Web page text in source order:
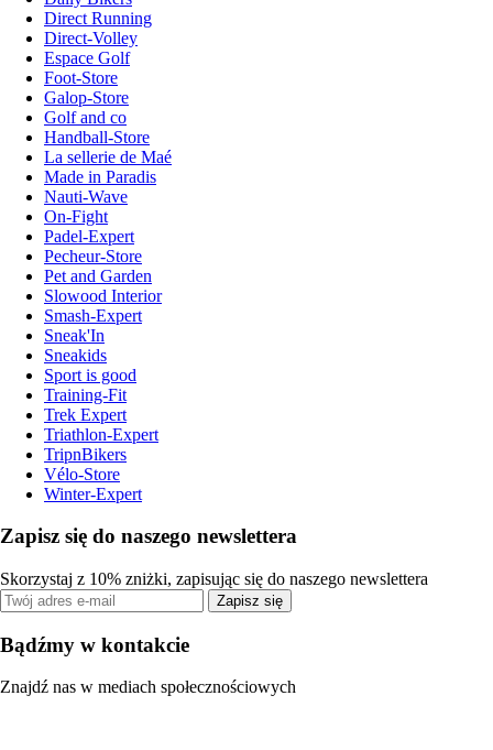
Direct Running
Direct-Volley
Espace Golf
Foot-Store
Galop-Store
Golf and co
Handball-Store
La sellerie de Maé
Made in Paradis
Nauti-Wave
On-Fight
Padel-Expert
Pecheur-Store
Pet and Garden
Slowood Interior
Smash-Expert
Sneak'In
Sneakids
Sport is good
Training-Fit
Trek Expert
Triathlon-Expert
TripnBikers
Vélo-Store
Winter-Expert
Zapisz się do naszego newslettera
Skorzystaj z 10% zniżki, zapisując się do naszego newslettera
Zapisz się
Bądźmy w kontakcie
Znajdź nas w mediach społecznościowych